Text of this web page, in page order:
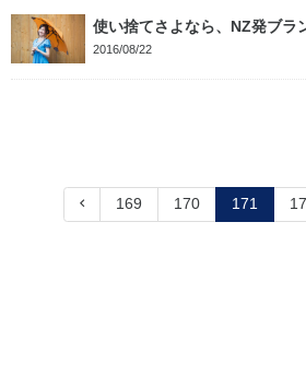
使い捨てさよなら、NZ発ブラ
2016/08/22
169 170 171